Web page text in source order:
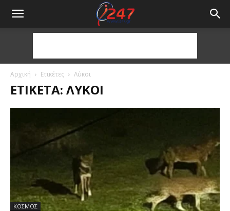
Αρχική Ετικέτες Λύκοι
ΕΤΙΚΈΤΑ: ΛΎΚΟΙ
ΚΟΣΜΟΣ